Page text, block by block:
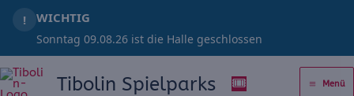
! WICHTIG
Sonntag 09.08.26 ist die Halle geschlossen
Inhalt
springen
Tibolin Spielparks 🎟️ Menü